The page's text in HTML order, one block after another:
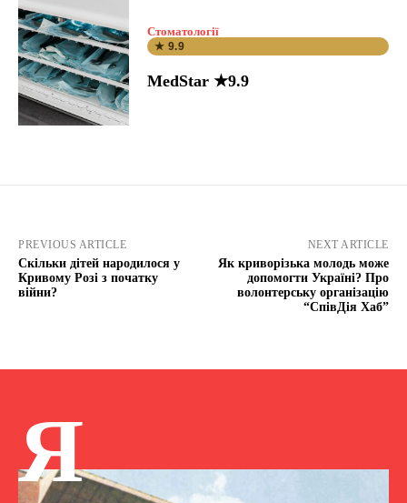
Стоматології
★ 9.9
MedStar ★9.9
PREVIOUS ARTICLE
Скільки дітей народилося у
Кривому Розі з початку
війни?
NEXT ARTICLE
Як криворізька молодь може
допомогти Україні? Про
волонтерську організацію
“СпівДія Хаб”
Я